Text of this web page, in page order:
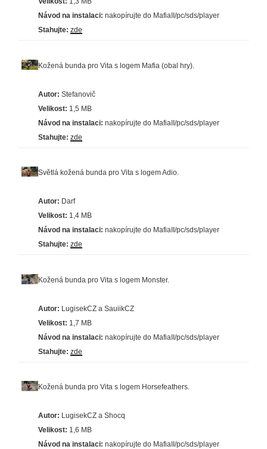
Návod na instalaci: nakopírujte do MafiaII/pc/sds/player
Stahujte: zde
Kožená bunda pro Vita s logem Mafia (obal hry).
Autor: Stefanovič
Velikost: 1,5 MB
Návod na instalaci: nakopírujte do MafiaII/pc/sds/player
Stahujte: zde
Světlá kožená bunda pro Vita s logem Adio.
Autor: Darf
Velikost: 1,4 MB
Návod na instalaci: nakopírujte do MafiaII/pc/sds/player
Stahujte: zde
Kožená bunda pro Vita s logem Monster.
Autor: LugisekCZ a SauiikCZ
Velikost: 1,7 MB
Návod na instalaci: nakopírujte do MafiaII/pc/sds/player
Stahujte: zde
Kožená bunda pro Vita s logem Horsefeathers.
Autor: LugisekCZ a Shocq
Velikost: 1,6 MB
Návod na instalaci: nakopírujte do MafiaII/pc/sds/player